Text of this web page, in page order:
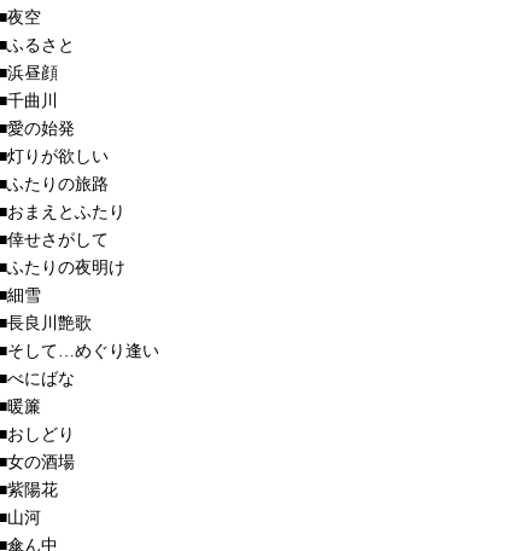
夜空
ふるさと
浜昼顔
千曲川
愛の始発
灯りが欲しい
ふたりの旅路
おまえとふたり
倖せさがして
ふたりの夜明け
細雪
長良川艶歌
そして…めぐり逢い
べにばな
暖簾
おしどり
女の酒場
紫陽花
山河
傘ん中